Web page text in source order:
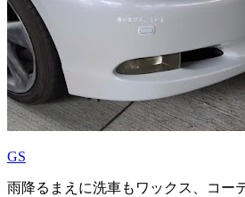
GS
雨降るまえに洗車もワックス、コー